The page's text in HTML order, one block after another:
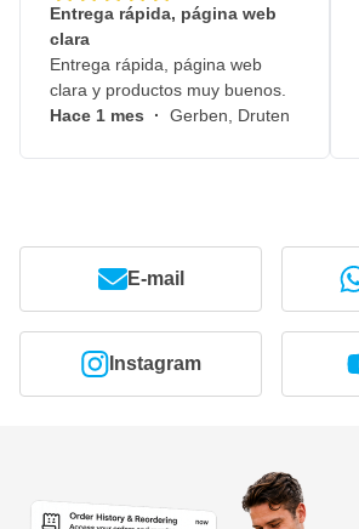
Entrega rápida, página web
clara
Entrega rápida, página web
clara y productos muy buenos.
Hace 1 mes · Gerben, Druten
E-mail
Instagram